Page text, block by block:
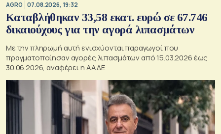
AGRO 07.08.2026, 19:32
Καταβλήθηκαν 33,58 εκατ. ευρώ σε 67.746
δικαιούχους για την αγορά λιπασμάτων
Με την πληρωμή αυτή ενισχύονται παραγωγοί που
πραγματοποίησαν αγορές λιπασμάτων από 15.03.2026 έως
30.06.2026, αναφέρει η ΑΑΔΕ